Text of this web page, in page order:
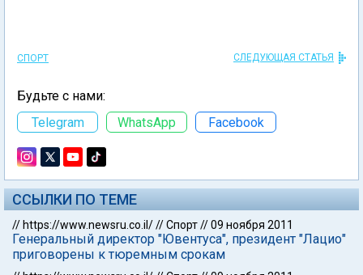
СПОРТ СЛЕДУЮЩАЯ СТАТЬЯ
Будьте с нами:
Telegram
WhatsApp Facebook
ССЫЛКИ ПО ТЕМЕ
// https://www.newsru.co.il///Спорт//09 ноября 2011
Генеральный директор "Ювентуса", президент "Лацио"
приговорены к тюремным срокам